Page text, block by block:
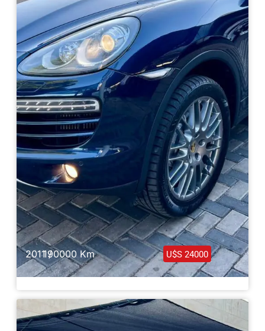
Haz clic aquí
2011 /190000 Km U$S 24000
Porsche Cayenne Full 2011